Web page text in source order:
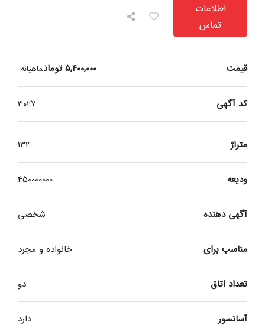
اطلاعات
تماس
قیمت 5,400,000 تومانماهیانه
کد آگهی 3027
متراژ 132
ودیعه 450000000
آگهی دهنده شخصی
مناسب برای خانواده و مجرد
تعداد اتاق دو
آسانسور دارد